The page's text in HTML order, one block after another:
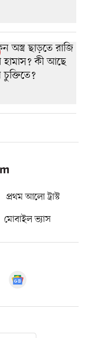
প্রথম আলো ট্রাস্ট
মোবাইল ভ্যাস